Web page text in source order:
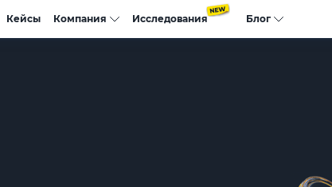
Кейсы Компания Исследования Блог